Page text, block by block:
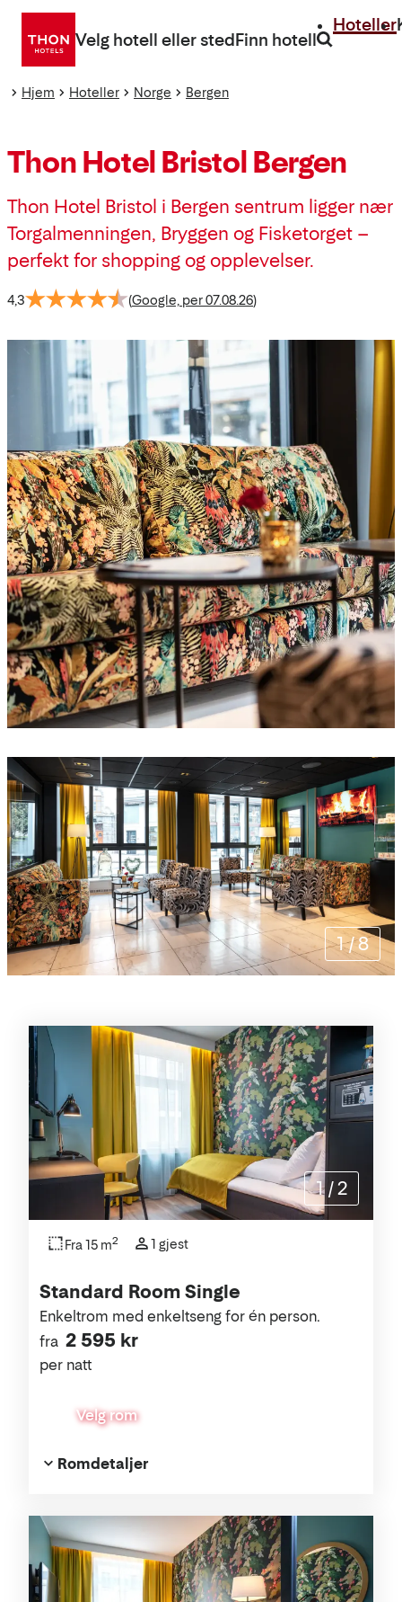
Gå
direkte
Velg hotell eller stedFinn hotell
Hoteller
Hjem Hoteller Norge Bergen
Thon Hotel Bristol Bergen
Thon Hotel Bristol i Bergen sentrum ligger nær
Torgalmenningen, Bryggen og Fisketorget –
perfekt for shopping og opplevelser.
4,3 (Google, per 07.08.26)
1 /8
Rommene
Standard Room Single
fra 2 595 kr
per natt
Enkeltrom med enkeltseng for én person.
Velg rom
Fra 15 m2 1 gjest
Romdetaljer
1 /2